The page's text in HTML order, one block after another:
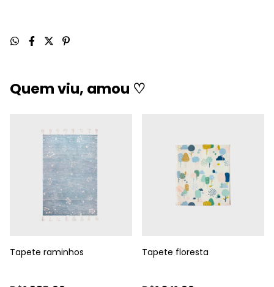
Quem viu, amou ♡
Tapete raminhos Tapete floresta